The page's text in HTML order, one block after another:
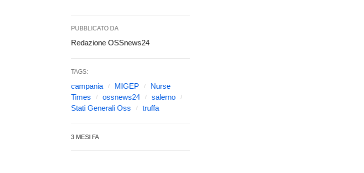
PUBBLICATO DA
Redazione OSSnews24
TAGS:
campania MIGEP
Nurse
Times
ossnews24
salerno
Stati Generali Oss
truffa
3 MESI FA